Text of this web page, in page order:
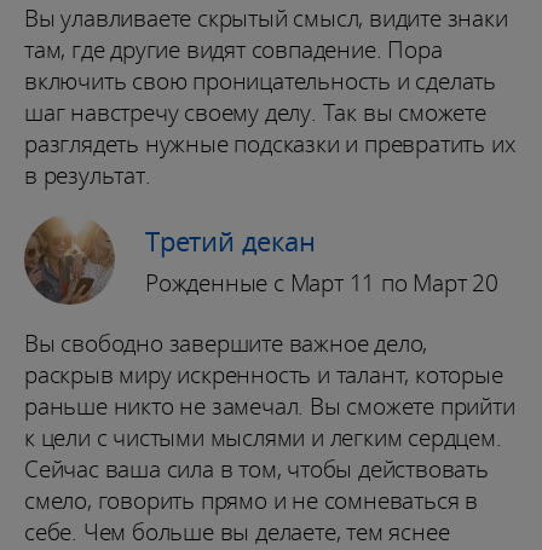
Вы улавливаете скрытый смысл, видите знаки
там, где другие видят совпадение. Пора
включить свою проницательность и сделать
шаг навстречу своему делу. Так вы сможете
разглядеть нужные подсказки и превратить их
в результат.
Третий декан
Рожденные с Март 11 по Март 20
Вы свободно завершите важное дело,
раскрыв миру искренность и талант, которые
раньше никто не замечал. Вы сможете прийти
к цели с чистыми мыслями и легким сердцем.
Сейчас ваша сила в том, чтобы действовать
смело, говорить прямо и не сомневаться в
себе. Чем больше вы делаете, тем яснее